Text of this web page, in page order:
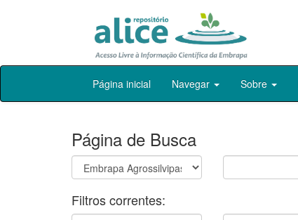
Skip
Página inicial Navegar Sobre
Página de Busca
Filtros correntes: